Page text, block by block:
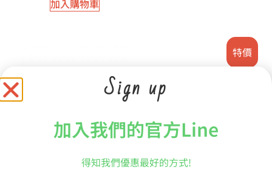
加入購物車
【DRAGONFLY】AT1 手
特價
【出清】【MARIMBA
Sign up
加入我們的官方Line
得知我們優惠最好的方式!